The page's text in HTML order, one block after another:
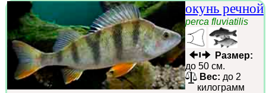
окунь речной
perca fluviatilis
Размер:
до 50 см.
Вес: до 2
килограмм